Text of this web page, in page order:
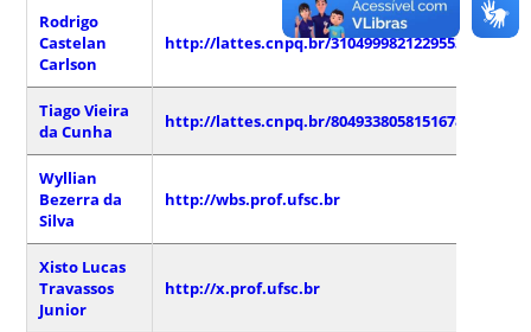
Rodrigo
Castelan
Carlson
http://lattes.cnpq.br/3104999821229553
Tiago Vieira
da Cunha
http://lattes.cnpq.br/8049338058151678
Wyllian
Bezerra da
Silva
http://wbs.prof.ufsc.br
Xisto Lucas
Travassos
Junior
http://x.prof.ufsc.br